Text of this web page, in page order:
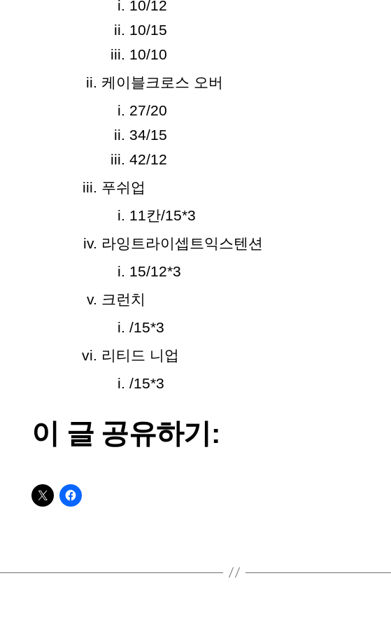
10/12
10/15
10/10
케이블크로스 오버
27/20
34/15
42/12
푸쉬업
11칸/15*3
라잉트라이셉트익스텐션
15/12*3
크런치
/15*3
리티드 니업
/15*3
이 글 공유하기: